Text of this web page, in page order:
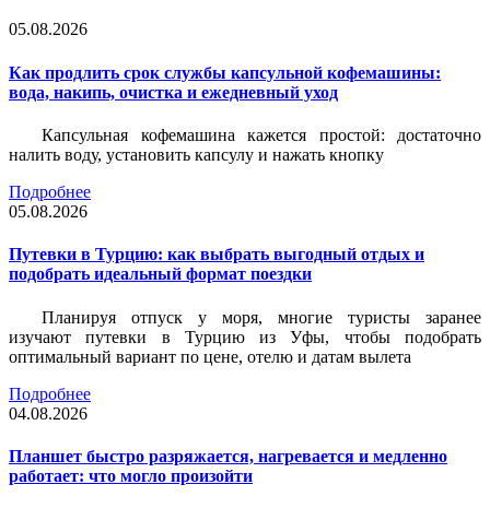
05.08.2026
Как продлить срок службы капсульной кофемашины:
вода, накипь, очистка и ежедневный уход
Капсульная кофемашина кажется простой: достаточно
налить воду, установить капсулу и нажать кнопку
Подробнее
05.08.2026
Путевки в Турцию: как выбрать выгодный отдых и
подобрать идеальный формат поездки
Планируя отпуск у моря, многие туристы заранее
изучают путевки в Турцию из Уфы, чтобы подобрать
оптимальный вариант по цене, отелю и датам вылета
Подробнее
04.08.2026
Планшет быстро разряжается, нагревается и медленно
работает: что могло произойти